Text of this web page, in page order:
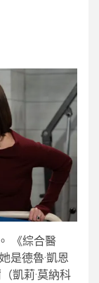
《綜合醫
是德魯·凱恩
凱莉·莫納科